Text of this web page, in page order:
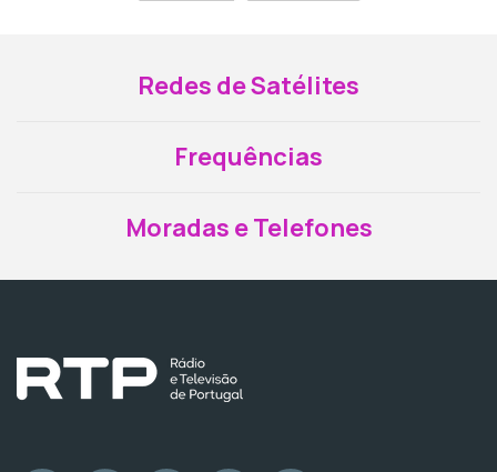
Redes de Satélites
Frequências
Moradas e Telefones